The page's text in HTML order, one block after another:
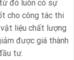
đó luôn có sự
cho công tác thi
liệu chất lượng
được giá thành
tư.